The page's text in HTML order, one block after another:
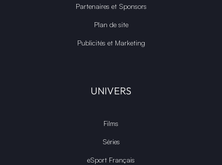
Partenaires et Sponsors
Plan de site
Publicités et Marketing
UNIVERS
Films
Séries
eSport Français